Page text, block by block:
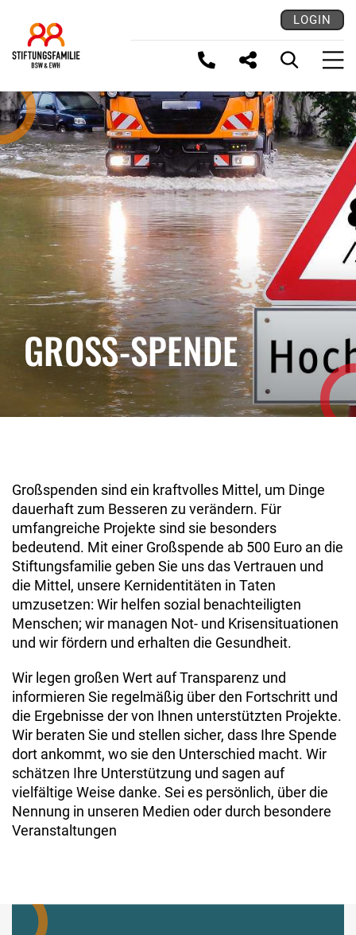
LOGIN
LINK KOPIEREN
GROSS-SPENDE
Großspenden sind ein kraftvolles Mittel, um Dinge
dauerhaft zum Besseren zu verändern. Für
umfangreiche Projekte sind sie besonders
bedeutend. Mit einer Großspende ab 500 Euro an die
Stiftungsfamilie geben Sie uns das Vertrauen und
die Mittel, unsere Kernidentitäten in Taten
umzusetzen: Wir helfen sozial benachteiligten
Menschen; wir managen Not- und Krisensituationen
und wir fördern und erhalten die Gesundheit.
Wir legen großen Wert auf Transparenz und
informieren Sie regelmäßig über den Fortschritt und
die Ergebnisse der von Ihnen unterstützten Projekte.
Wir beraten Sie und stellen sicher, dass Ihre Spende
dort ankommt, wo sie den Unterschied macht. Wir
schätzen Ihre Unterstützung und sagen auf
vielfältige Weise danke. Sei es persönlich, über die
Nennung in unseren Medien oder durch besondere
Veranstaltungen